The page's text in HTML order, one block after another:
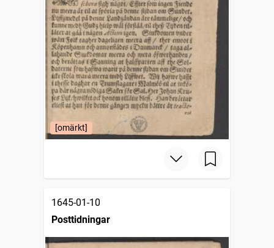
[omärkt]
1645-01-10
Posttidningar